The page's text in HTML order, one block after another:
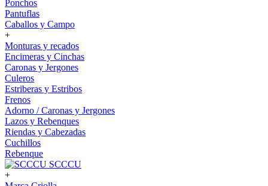
Ponchos
Pantuflas
Caballos y Campo
+
Monturas y recados
Encimeras y Cinchas
Caronas y Jergones
Culeros
Estriberas y Estribos
Frenos
Adorno / Caronas y Jergones
Lazos y Rebenques
Riendas y Cabezadas
Cuchillos
Rebenque
SCCCU
+